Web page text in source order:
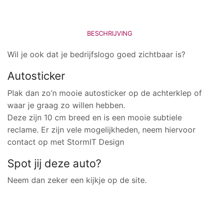
BESCHRIJVING
Wil je ook dat je bedrijfslogo goed zichtbaar is?
Autosticker
Plak dan zo’n mooie autosticker op de achterklep of
waar je graag zo willen hebben.
Deze zijn 10 cm breed en is een mooie subtiele
reclame. Er zijn vele mogelijkheden, neem hiervoor
contact op met StormIT Design
Spot jij deze auto?
Neem dan zeker een kijkje op de site.